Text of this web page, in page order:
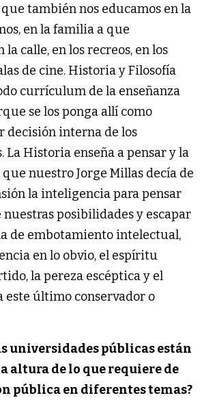
también nos educamos en la
en la familia a que
la calle, en los recreos, en los
de cine. Historia y Filosofía
currículum de la enseñanza
se los ponga allí como
decisión interna de los
La Historia enseña a pensar y la
nuestro Jorge Millas decía de
la inteligencia para pensar
posibilidades y escapar
de embotamiento intelectual,
en lo obvio, el espíritu
la pereza escéptica y el
este último conservador o
universidades públicas están
altura de lo que requiere de
pública en diferentes temas?